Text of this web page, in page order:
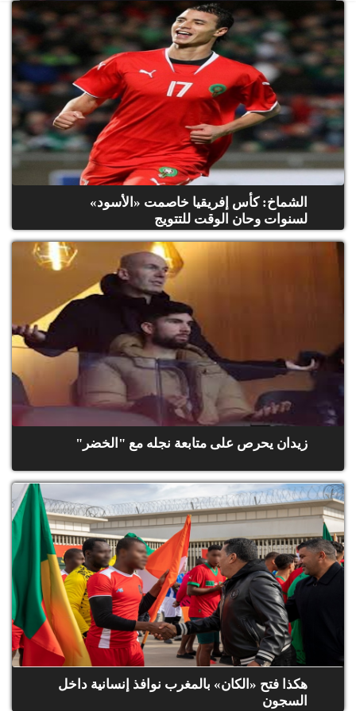
الشماخ: كأس إفريقيا خاصمت «الأسود»
لسنوات وحان الوقت للتتويج
زيدان يحرص على متابعة نجله مع "الخضر"
هكذا فتح «الكان» بالمغرب نوافذ إنسانية داخل
السجون